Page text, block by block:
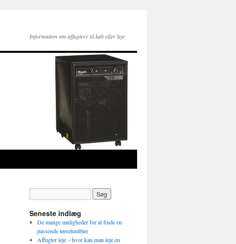
Information om affugtere til køb eller leje
Seneste indlæg
De mange muligheder for at finde en
passende tørretumbler
Affugter leje – hvor kan man leje en